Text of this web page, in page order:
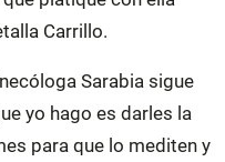
Carrillo.
Sarabia sigue
yo hago es darles la
para que lo mediten y